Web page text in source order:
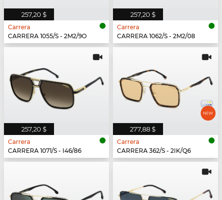
257,20 $
Carrera
CARRERA 1055/S - 2M2/9O
257,20 $
Carrera
CARRERA 1062/S - 2M2/08
257,20 $
Carrera
CARRERA 1071/S - I46/86
277,88 $
Carrera
CARRERA 362/S - 2IK/Q6